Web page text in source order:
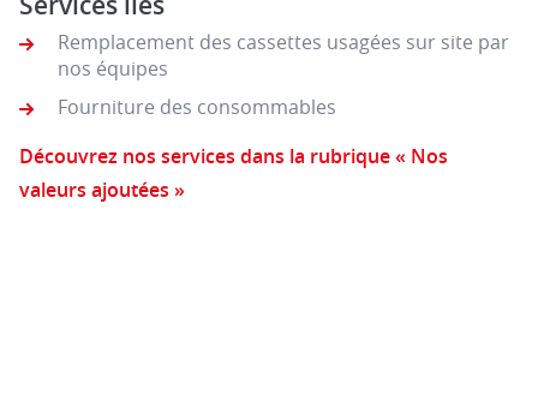
Remplacement des cassettes usagées sur site par
nos équipes
Fourniture des consommables
Découvrez nos services dans la rubrique « Nos
valeurs ajoutées »